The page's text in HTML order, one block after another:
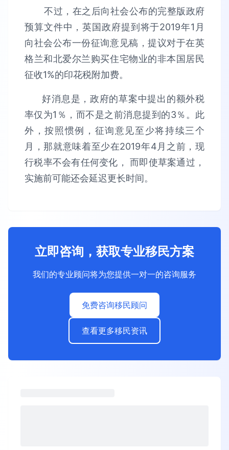
不过，在之后向社会公布的完整版政府
预算文件中，英国政府提到将于2019年1月
向社会公布一份征询意见稿，提议对于在英
格兰和北爱尔兰购买住宅物业的非本国居民
征收1%的印花税附加费。
好消息是，政府的草案中提出的额外税
率仅为1％，而不是之前消息提到的3％。此
外，按照惯例，征询意见至少将持续三个
月，那就意味着至少在2019年4月之前，现
行税率不会有任何变化， 而即使草案通过，
实施前可能还会延迟更长时间。
立即咨询，获取专业移民方案
我们的专业顾问将为您提供一对一的咨询服务
免费咨询移民顾问
查看更多移民资讯